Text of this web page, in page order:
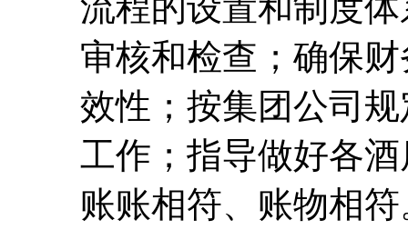
流程的设置和制度
审核和检查；确保
效性；按集团公司
工作；指导做好各
账账相符、账物相符